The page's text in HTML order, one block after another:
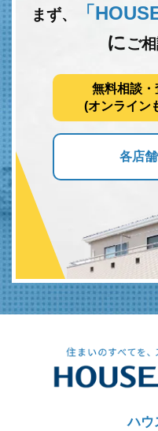
まず、
「
にご
無料相談
(オンライン
各店
ハウ